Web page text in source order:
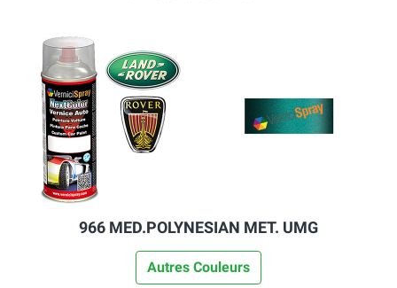
966 MED.POLYNESIAN MET. UMG
Autres Couleurs